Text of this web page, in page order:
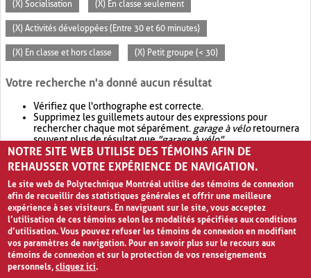
(X) Socialisation (X) En classe seulement
(X) Activités développées (Entre 30 et 60 minutes)
(X) En classe et hors classe (X) Petit groupe (< 30)
Votre recherche n'a donné aucun résultat
Vérifiez que l'orthographe est correcte.
Supprimez les guillemets autour des expressions pour
rechercher chaque mot séparément. garage à véloretournera
souvent plus de résultat que"garage à vélo".
Envisagez d'élargir votre recherche avec OR.garage OR vélo
retournera souvent plus de résultat quegarage à vélo
NOTRE SITE WEB UTILISE DES TÉMOINS AFIN DE
REHAUSSER VOTRE EXPÉRIENCE DE NAVIGATION.
Le site web de Polytechnique Montréal utilise des témoins de connexion
afin de recueillir des statistiques générales et offrir une meilleure
expérience à ses visiteurs. En naviguant sur le site, vous acceptez
l’utilisation de ces témoins selon les modalités spécifiées aux conditions
d’utilisation. Vous pouvez refuser les témoins de connexion en modifiant
vos paramètres de navigation. Pour en savoir plus sur le recours aux
témoins de connexion et sur la protection de vos renseignements
personnels,cliquez ici.